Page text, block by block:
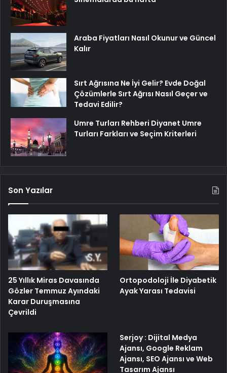
Araba Fiyatları Nasıl Okunur ve Güncel
Kalır
Sırt Ağrısına Ne İyi Gelir? Evde Doğal
Çözümlerle Sırt Ağrısı Nasıl Geçer ve
Tedavi Edilir?
Umre Turları Rehberi Diyanet Umre
Turları Farkları ve Seçim Kriterleri
Son Yazılar
25 Yıllık Miras Davasında
Gözler Temmuz Ayındaki
Karar Duruşmasına
Çevrildi
Ortopodoloji İle Diyabetik
Ayak Yarası Tedavisi
Serjoy : Dijital Medya
Ajansı, Google Reklam
Ajansı, SEO Ajansı ve Web
Tasarım Ajansı